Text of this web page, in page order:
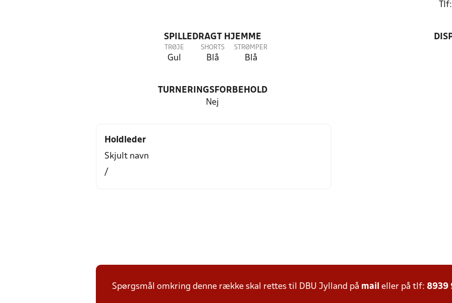
SPILLEDRAGT HJEMME
TRØJE
Gul
SHORTS
Blå
STRØMPER
Blå
TURNERINGSFORBEHOLD
Nej
Holdleder
Skjult navn
/
Spørgsmål omkring denne række skal rettes til DBU Jylland på mail eller på tlf: 8939